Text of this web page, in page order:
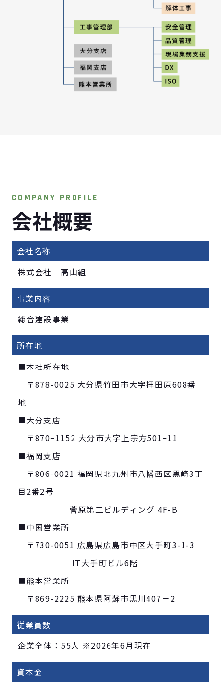
COMPANY PROFILE
会社概要
会社名称
株式会社 高山組
事業内容
総合建設事業
所在地
■本社所在地
〒878-0025 大分県竹田市大字拝田原608番
地
■大分支店
〒870ｰ1152 大分市大字上宗方501ｰ11
■福岡支店
〒806-0021 福岡県北九州市八幡西区黒崎3丁
目2番2号
菅原第二ビルディング 4F-B
■中国営業所
〒730-0051 広島県広島市中区大手町3-1-3
IT大手町ビル6階
■熊本営業所
〒869-2225 熊本県阿蘇市黒川407－2
従業員数
企業全体：55人 ※2026年6月現在
資本金